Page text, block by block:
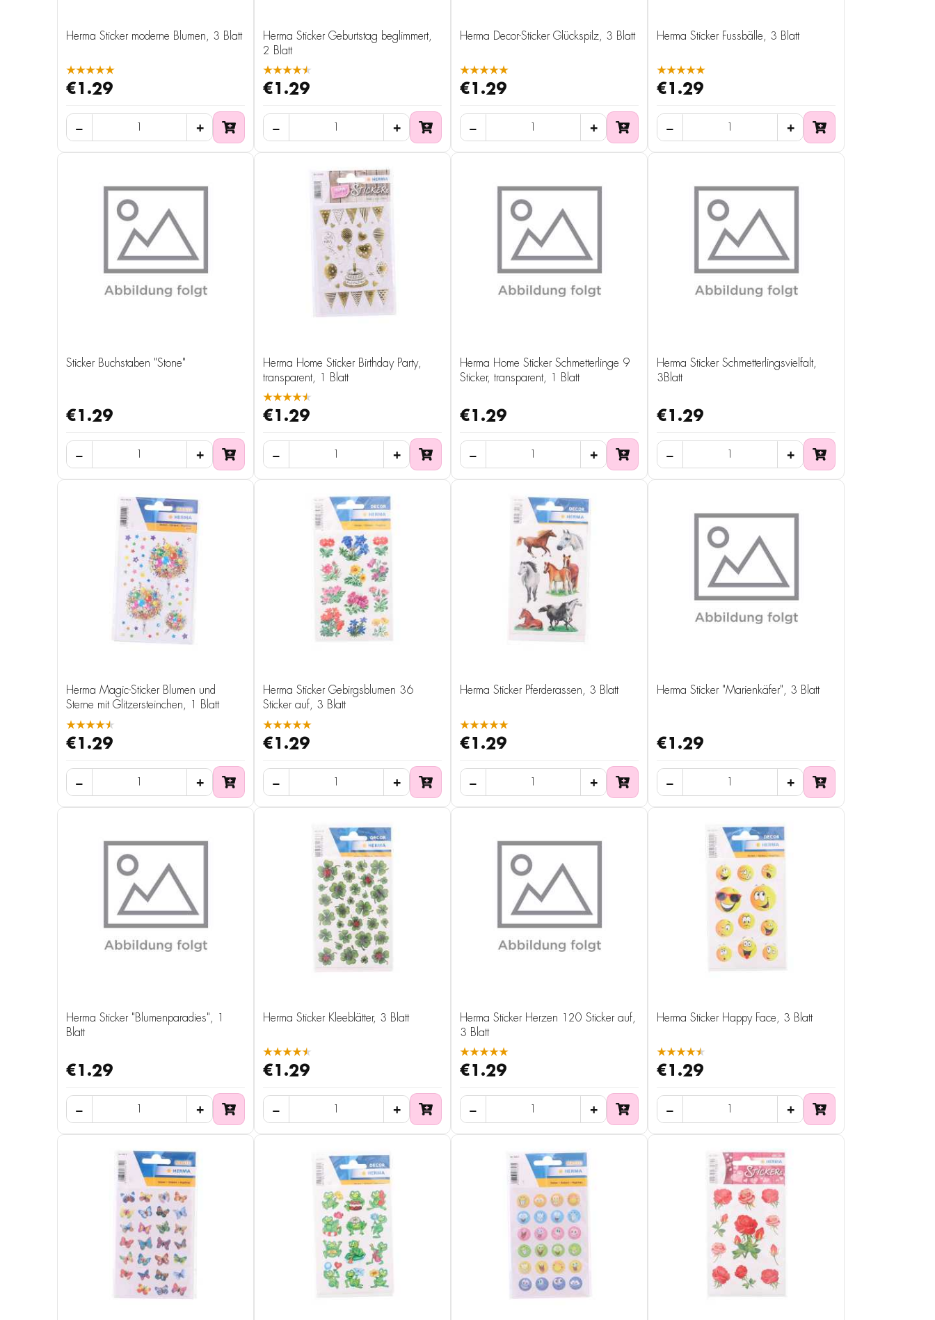
Herma Sticker moderne Blumen, 3 Blatt
★★★★★
€1.29
Herma Sticker Geburtstag beglimmert,
2 Blatt
★★★★★
€1.29
Herma Decor-Sticker Glückspilz, 3 Blatt
★★★★★
€1.29
Herma Sticker Fussbälle, 3 Blatt
★★★★★
€1.29
Sticker Buchstaben "Stone"
€1.29
Herma Home Sticker Birthday Party,
transparent, 1 Blatt
★★★★★
€1.29
Herma Home Sticker Schmetterlinge 9
Sticker, transparent, 1 Blatt
€1.29
Herma Sticker Schmetterlingsvielfalt,
3Blatt
€1.29
Herma Magic-Sticker Blumen und
Sterne mit Glitzersteinchen, 1 Blatt
★★★★★
€1.29
Herma Sticker Gebirgsblumen 36
Sticker auf, 3 Blatt
★★★★★
€1.29
Herma Sticker Pferderassen, 3 Blatt
★★★★★
€1.29
Herma Sticker "Marienkäfer", 3 Blatt
€1.29
Herma Sticker "Blumenparadies", 1
Blatt
€1.29
Herma Sticker Kleeblätter, 3 Blatt
★★★★★
€1.29
Herma Sticker Herzen 120 Sticker auf,
3 Blatt
★★★★★
€1.29
Herma Sticker Happy Face, 3 Blatt
★★★★★
€1.29